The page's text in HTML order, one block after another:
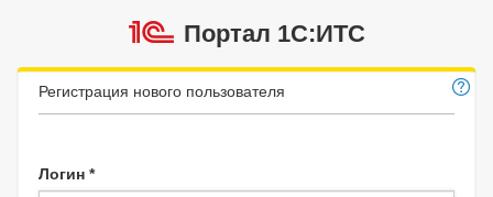
Портал 1C:ИТС
Регистрация нового пользователя
Логин *